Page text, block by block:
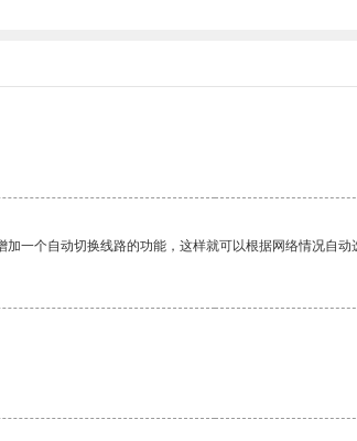
一个自动切换线路的功能，这样就可以根据网络情况自动